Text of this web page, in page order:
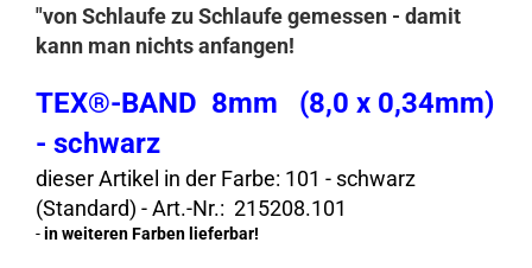
"von Schlaufe zu Schlaufe gemessen - damit
kann man nichts anfangen!
TEX®-BAND 8mm (8,0 x 0,34mm)
- schwarz
dieser Artikel in der Farbe: 101 - schwarz
(Standard) - Art.-Nr.: 215208.101
-in weiteren Farben lieferbar!